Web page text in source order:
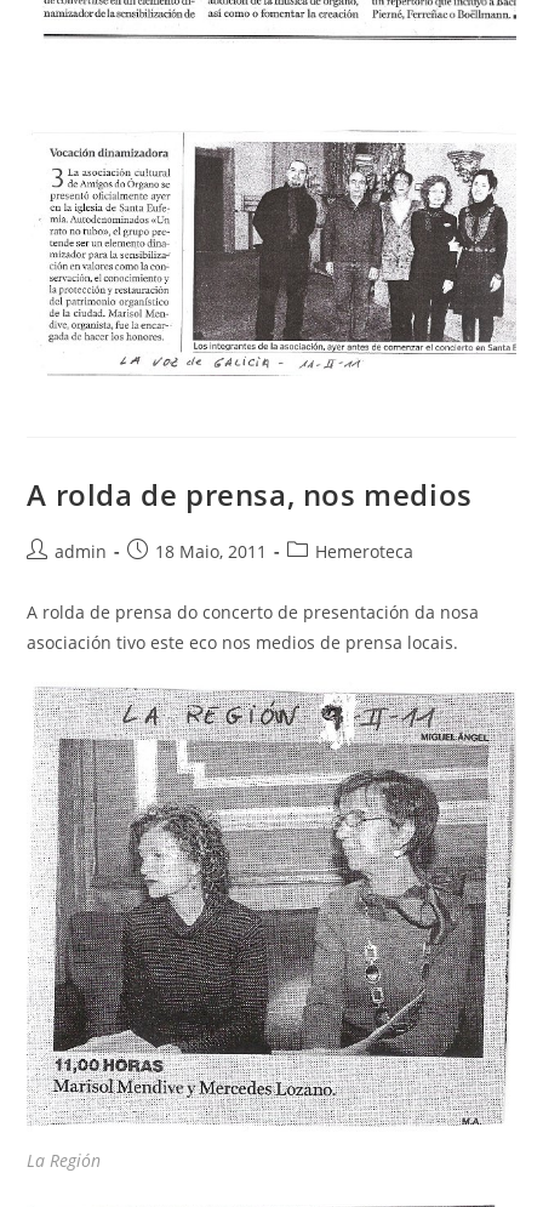
A rolda de prensa, nos medios
Autor
entrada:
admin
Publicación
entrada:
18 Maio, 2011
Categoría
entrada:
Hemeroteca
A rolda de prensa do concerto de presentación da nosa
asociación tivo este eco nos medios de prensa locais.
La Región